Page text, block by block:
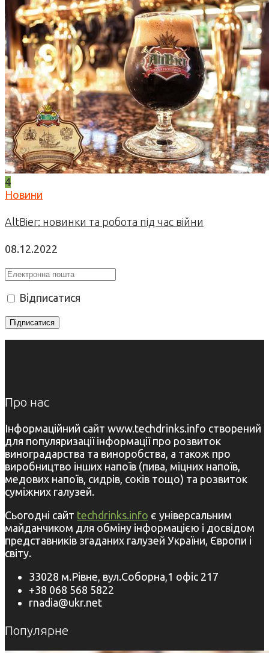
4
Новини
AltBier: новинки та робота під час війни
08.12.2022
Відписатися
Про нас
Інформаційний сайт www.techdrinks.info створений
для популяризації інформації про розвиток
виноградарства та виноробства, а також про
виробництво інших напоїв (пива, міцних напоїв,
медових напоїв, сидрів, соків тощо) та розвиток
суміжних галузей.
Сьогодні сайт techdrinks.info є універсальним
майданчиком для обміну інформацією і досвідом
представників згаданих галузей України, Європи і
світу.
33028 м.Рівне, вул.Соборна,1 офіс 217
+38 068 568 5822
rnadia@ukr.net
Популярне